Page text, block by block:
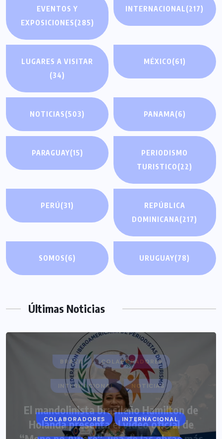
EVENTOS Y
EXPOSICIONES(285)
INTERNACIONAL(217)
LUGARES A VISITAR
(34)
MÉXICO(61)
NOTICIAS(503) PANAMA(6)
PARAGUAY(15)
PERIODISMO
TURISTICO(22)
PERÚ(31)
REPÚBLICA
DOMINICANA(217)
SOMOS(6) URUGUAY(78)
Últimas Noticias
COLABORADORES INTERNACIONAL